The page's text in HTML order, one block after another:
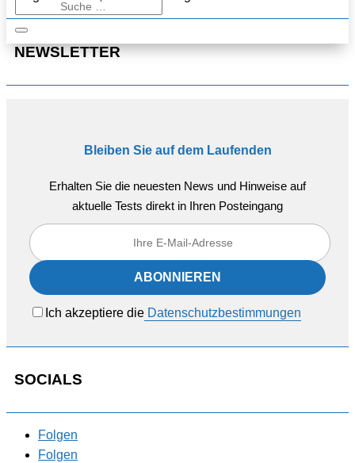
NEWSLETTER
Bleiben Sie auf dem Laufenden
Erhalten Sie die neuesten News und Hinweise auf
aktuelle Tests direkt in Ihren Posteingang
Ich akzeptiere die Datenschutzbestimmungen
SOCIALS
Folgen
Folgen